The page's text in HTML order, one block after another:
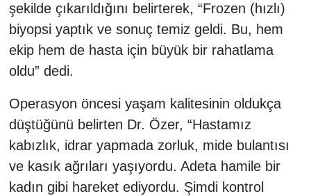
şekilde çıkarıldığını belirterek, “Frozen (hızlı)
biyopsi yaptık ve sonuç temiz geldi. Bu, hem
ekip hem de hasta için büyük bir rahatlama
oldu” dedi.
Operasyon öncesi yaşam kalitesinin oldukça
düştüğünü belirten Dr. Özer, “Hastamız
kabızlık, idrar yapmada zorluk, mide bulantısı
ve kasık ağrıları yaşıyordu. Adeta hamile bir
kadın gibi hareket ediyordu. Şimdi kontrol